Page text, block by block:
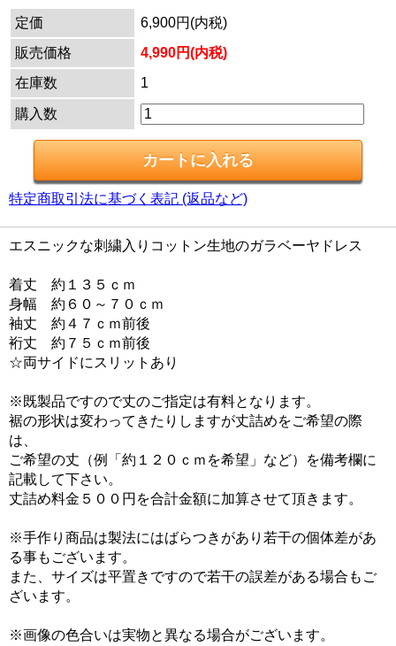
定価
6,900円(内税)
販売価格
4,990円(内税)
在庫数
1
購入数
特定商取引法に基づく表記 (返品など)
エスニックな刺繍入りコットン生地のガラベーヤドレス
着丈 約１３５ｃｍ
身幅 約６０～７０ｃｍ
袖丈 約４７ｃｍ前後
裄丈 約７５ｃｍ前後
☆両サイドにスリットあり
※既製品ですので丈のご指定は有料となります。
裾の形状は変わってきたりしますが丈詰めをご希望の際
は、
ご希望の丈（例「約１２０ｃｍを希望」など）を備考欄に
記載して下さい。
丈詰め料金５００円を合計金額に加算させて頂きます。
※手作り商品は製法にはばらつきがあり若干の個体差があ
る事もございます。
また、サイズは平置きですので若干の誤差がある場合もご
ざいます。
※画像の色合いは実物と異なる場合がございます。